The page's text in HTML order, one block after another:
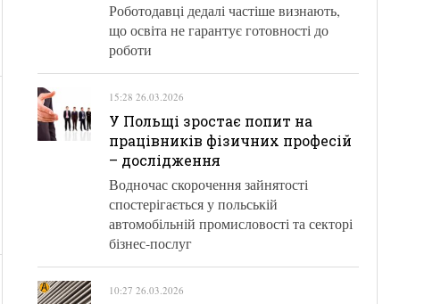
Роботодавці дедалі частіше визнають,
що освіта не гарантує готовності до
роботи
15:28 26.03.2026
У Польщі зростає попит на
працівників фізичних професій
– дослідження
Водночас скорочення зайнятості
спостерігається у польській
автомобільній промисловості та секторі
бізнес-послуг
10:27 26.03.2026